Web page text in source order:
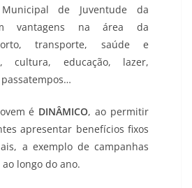
de Juventude da
vantagens na área da
transporte, saúde e
cultura, educação, lazer,
é DINÂMICO, ao permitir
apresentar benefícios fixos
a exemplo de campanhas
ao longo do ano.